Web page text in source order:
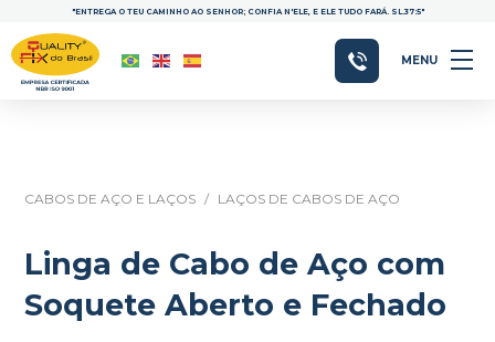
"ENTREGA O TEU CAMINHO AO SENHOR; CONFIA N'ELE, E ELE TUDO FARÁ. SL.37:5"
MENU
CABOS DE AÇO E LAÇOS / LAÇOS DE CABOS DE AÇO
Linga de Cabo de Aço com
Soquete Aberto e Fechado